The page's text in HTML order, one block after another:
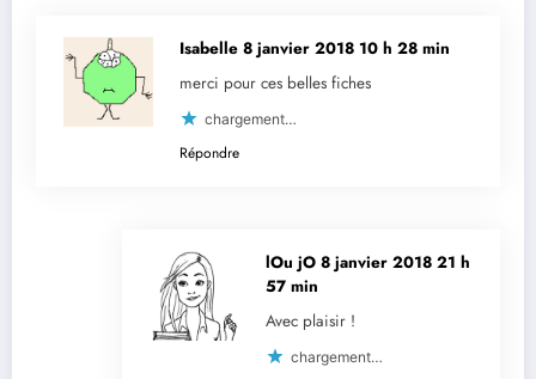
Isabelle 8 janvier 2018 10 h 28 min
merci pour ces belles fiches
chargement…
Répondre
lOu jO 8 janvier 2018 21 h
57 min
Avec plaisir !
chargement…